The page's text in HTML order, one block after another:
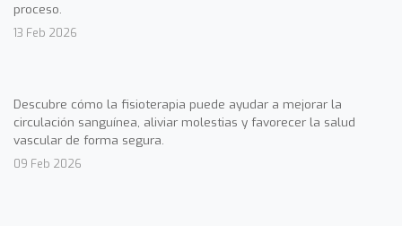
proceso.
13 Feb 2026
Descubre cómo la fisioterapia puede ayudar a mejorar la
circulación sanguínea, aliviar molestias y favorecer la salud
vascular de forma segura.
09 Feb 2026